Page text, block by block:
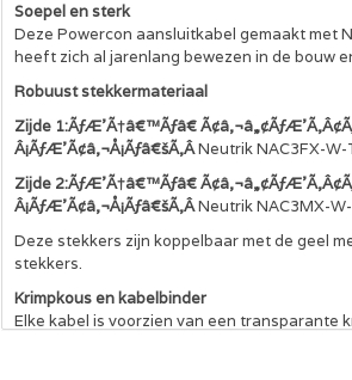
Soepel en sterk
Deze Powercon aansluitkabel gemaakt met
heeft zich al jarenlang bewezen in de bouw
Robuust stekkermateriaal
Zijde 1:ÃƒÆ’Ã†â€™Ãƒâ€
Â¡ÃƒÆ’Ã¢â‚¬Å¡Ãƒâ€šÃ‚ÂNeutrik NAC3FX-
Zijde 2:ÃƒÆ’Ã†â€™Ãƒâ€
Â¡ÃƒÆ’Ã¢â‚¬Å¡Ãƒâ€šÃ‚ÂNeutrik NAC3MX-
Deze stekkers zijn koppelbaar met de geel
stekkers.
Krimpkous en kabelbinder
Elke kabel is voorzien van een transparante